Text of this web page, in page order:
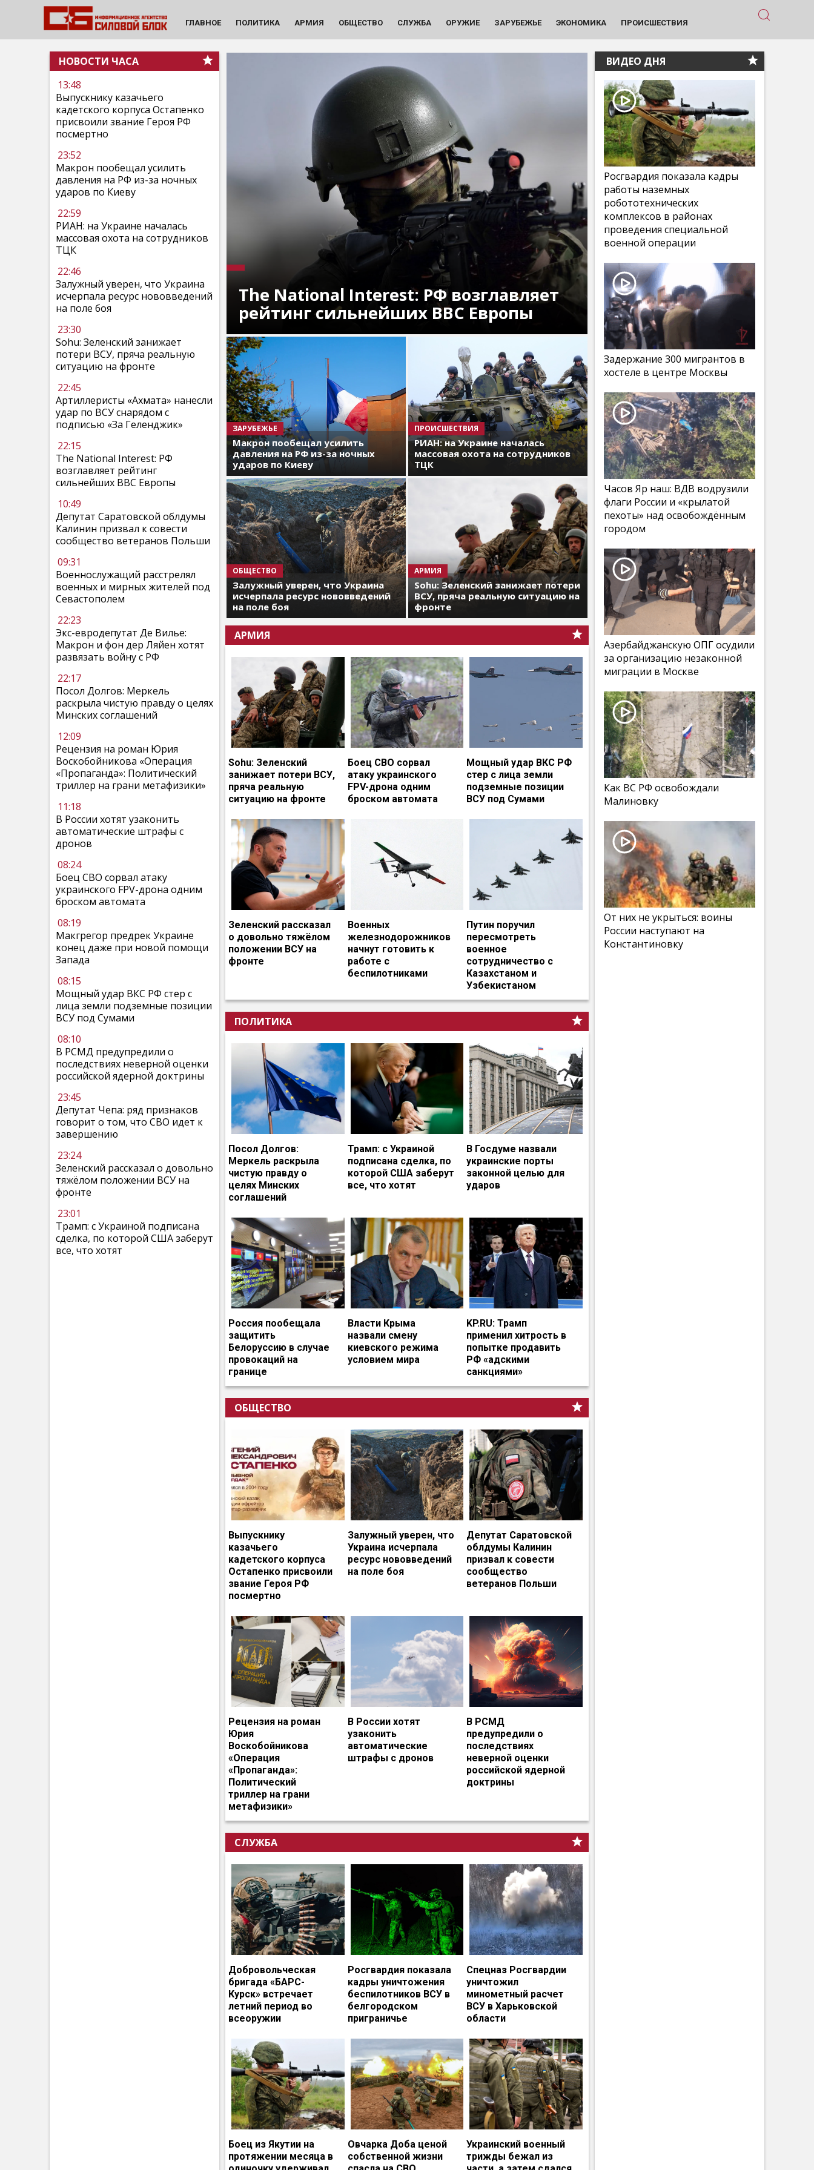
ГЛАВНОЕ ПОЛИТИКА АРМИЯ ОБЩЕСТВО СЛУЖБА ОРУЖИЕ ЗАРУБЕЖЬЕ ЭКОНОМИКА ПРОИСШЕСТВИЯ
НОВОСТИ ЧАСА
13:48
Выпускнику казачьего
кадетского корпуса Остапенко
присвоили звание Героя РФ
посмертно
23:52
Макрон пообещал усилить
давления на РФ из-за ночных
ударов по Киеву
22:59
РИАН: на Украине началась
массовая охота на сотрудников
ТЦК
22:46
Залужный уверен, что Украина
исчерпала ресурс нововведений
на поле боя
23:30
Sohu: Зеленский занижает
потери ВСУ, пряча реальную
ситуацию на фронте
22:45
Артиллеристы «Ахмата» нанесли
удар по ВСУ снарядом с
подписью «За Геленджик»
22:15
The National Interest: РФ
возглавляет рейтинг
сильнейших ВВС Европы
10:49
Депутат Саратовской облдумы
Калинин призвал к совести
сообщество ветеранов Польши
09:31
Военнослужащий расстрелял
военных и мирных жителей под
Севастополем
22:23
Экс-евродепутат Де Вилье:
Макрон и фон дер Ляйен хотят
развязать войну с РФ
22:17
Посол Долгов: Меркель
раскрыла чистую правду о целях
Минских соглашений
12:09
Рецензия на роман Юрия
Воскобойникова «Операция
«Пропаганда»: Политический
триллер на грани метафизики»
11:18
В России хотят узаконить
автоматические штрафы с
дронов
08:24
Боец СВО сорвал атаку
украинского FPV-дрона одним
броском автомата
08:19
Макгрегор предрек Украине
конец даже при новой помощи
Запада
08:15
Мощный удар ВКС РФ стер с
лица земли подземные позиции
ВСУ под Сумами
08:10
В РСМД предупредили о
последствиях неверной оценки
российской ядерной доктрины
23:45
Депутат Чепа: ряд признаков
говорит о том, что СВО идет к
завершению
23:24
Зеленский рассказал о довольно
тяжёлом положении ВСУ на
фронте
23:01
Трамп: с Украиной подписана
сделка, по которой США заберут
все, что хотят
The National Interest: РФ возглавляет
рейтинг сильнейших ВВС Европы
ЗАРУБЕЖЬЕ
Макрон пообещал усилить
давления на РФ из-за ночных
ударов по Киеву
ПРОИСШЕСТВИЯ
РИАН: на Украине началась
массовая охота на сотрудников
ТЦК
ОБЩЕСТВО
Залужный уверен, что Украина
исчерпала ресурс нововведений
на поле боя
АРМИЯ
Sohu: Зеленский занижает потери
ВСУ, пряча реальную ситуацию на
фронте
АРМИЯ
Sohu: Зеленский
занижает потери ВСУ,
пряча реальную
ситуацию на фронте
Боец СВО сорвал
атаку украинского
FPV-дрона одним
броском автомата
Мощный удар ВКС РФ
стер с лица земли
подземные позиции
ВСУ под Сумами
Зеленский рассказал
о довольно тяжёлом
положении ВСУ на
фронте
Военных
железнодорожников
начнут готовить к
работе с
беспилотниками
Путин поручил
пересмотреть
военное
сотрудничество с
Казахстаном и
Узбекистаном
ПОЛИТИКА
Посол Долгов:
Меркель раскрыла
чистую правду о
целях Минских
соглашений
Трамп: с Украиной
подписана сделка, по
которой США заберут
все, что хотят
В Госдуме назвали
украинские порты
законной целью для
ударов
Россия пообещала
защитить
Белоруссию в случае
провокаций на
границе
Власти Крыма
назвали смену
киевского режима
условием мира
KP.RU: Трамп
применил хитрость в
попытке продавить
РФ «адскими
санкциями»
ОБЩЕСТВО
Выпускнику
казачьего
кадетского корпуса
Остапенко присвоили
звание Героя РФ
посмертно
Залужный уверен, что
Украина исчерпала
ресурс нововведений
на поле боя
Депутат Саратовской
облдумы Калинин
призвал к совести
сообщество
ветеранов Польши
Рецензия на роман
Юрия
Воскобойникова
«Операция
«Пропаганда»:
Политический
триллер на грани
метафизики»
В России хотят
узаконить
автоматические
штрафы с дронов
В РСМД
предупредили о
последствиях
неверной оценки
российской ядерной
доктрины
СЛУЖБА
Добровольческая
бригада «БАРС-
Курск» встречает
летний период во
всеоружии
Росгвардия показала
кадры уничтожения
беспилотников ВСУ в
белгородском
приграничье
Спецназ Росгвардии
уничтожил
минометный расчет
ВСУ в Харьковской
области
Боец из Якутии на
протяжении месяца в
Овчарка Доба ценой
собственной жизни
Украинский военный
трижды бежал из
ВИДЕО ДНЯ
Росгвардия показала кадры
работы наземных
робототехнических
комплексов в районах
проведения специальной
военной операции
Задержание 300 мигрантов в
хостеле в центре Москвы
Часов Яр наш: ВДВ водрузили
флаги России и «крылатой
пехоты» над освобождённым
городом
Азербайджанскую ОПГ осудили
за организацию незаконной
миграции в Москве
Как ВС РФ освобождали
Малиновку
От них не укрыться: воины
России наступают на
Константиновку